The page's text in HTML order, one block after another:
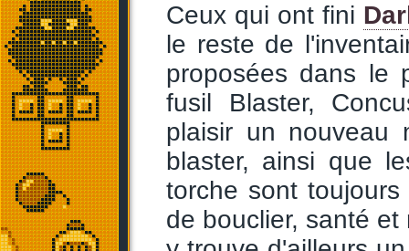
Ceux qui ont fini
le reste de
proposées dans le
fusil Blaster,
plaisir un nouveau
blaster, ainsi que
torche sont
de bouclier, santé